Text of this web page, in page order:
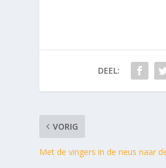
DEEL:
VORIG
Met de vingers in de neus naar